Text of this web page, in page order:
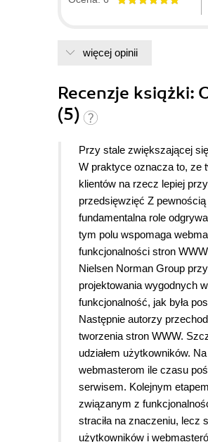
więcej opinii
Recenzje książki:
(5)
Przy stale zwiększającej
W praktyce oznacza to, ze
klientów na rzecz lepiej
przedsięwzięć Z
fundamentalna role
tym polu wspomaga
funkcjonalności stron
Nielsen Norman Group
projektowania wygodnych
funkcjonalność, jak była
Następnie autorzy
tworzenia stron WWW.
udziałem użytkowników.
webmasterom ile czasu
serwisem. Kolejnym
związanym z
straciła na znaczeniu, lecz
użytkowników i